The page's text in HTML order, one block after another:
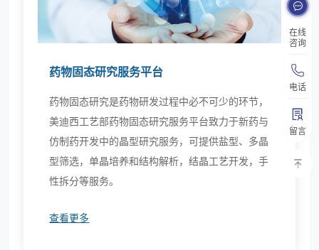
在线
咨询
电话
留言
药物固态研究服务平台
药物固态研究是药物研发过程中必不可少的环节，
美迪西工艺部药物固态研究服务平台致力于新药与
仿制药开发中的晶型研究服务，可提供盐型、多晶
型筛选，单晶培养和结构解析，结晶工艺开发，手
性拆分等服务。
查看更多